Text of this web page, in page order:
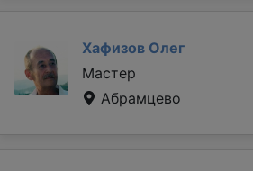
Хафизов Олег
Мастер
Абрамцево